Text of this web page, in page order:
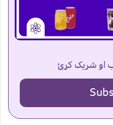
او شریک کړئ